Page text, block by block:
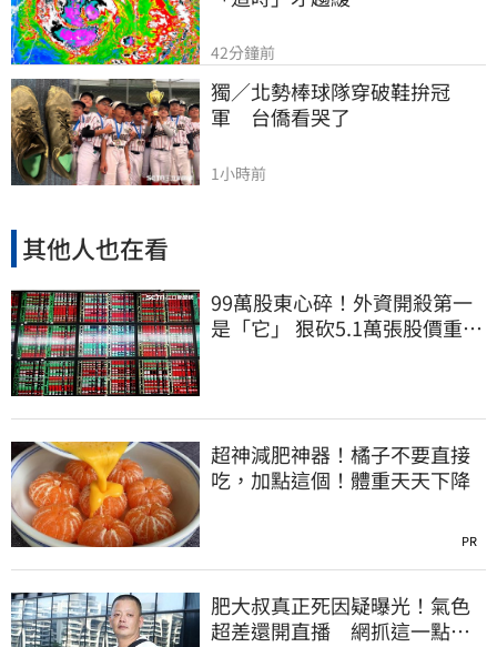
42分鐘前
獨／北勢棒球隊穿破鞋拚冠
軍　台僑看哭了
1小時前
其他人也在看
99萬股東心碎！外資開殺第一
是「它」 狠砍5.1萬張股價重挫
超神減肥神器！橘子不要直接
吃，加點這個！體重天天下降
PR
肥大叔真正死因疑曝光！氣色
超差還開直播 網抓這一點超